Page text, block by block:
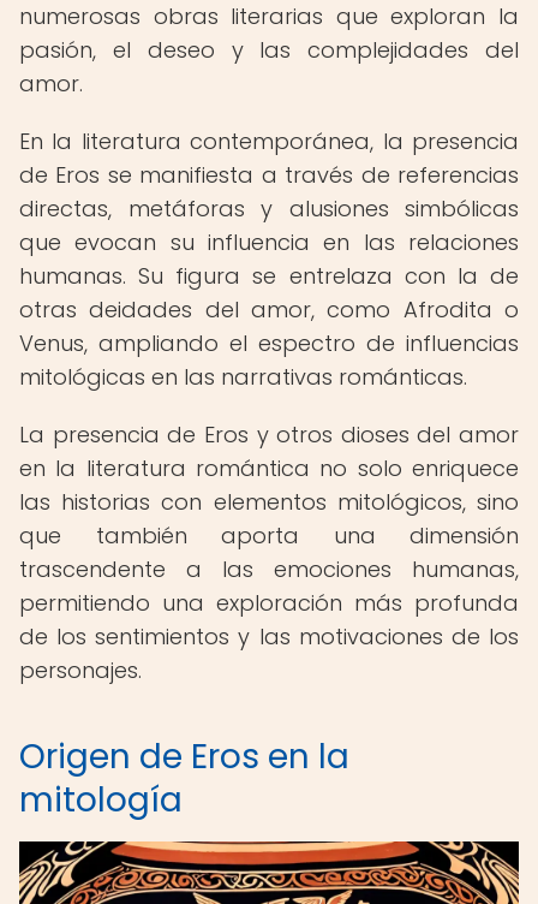
numerosas obras literarias que exploran la
pasión, el deseo y las complejidades del
amor.
En la literatura contemporánea, la presencia
de Eros se manifiesta a través de referencias
directas, metáforas y alusiones simbólicas
que evocan su influencia en las relaciones
humanas. Su figura se entrelaza con la de
otras deidades del amor, como Afrodita o
Venus, ampliando el espectro de influencias
mitológicas en las narrativas románticas.
La presencia de Eros y otros dioses del amor
en la literatura romántica no solo enriquece
las historias con elementos mitológicos, sino
que también aporta una dimensión
trascendente a las emociones humanas,
permitiendo una exploración más profunda
de los sentimientos y las motivaciones de los
personajes.
Origen de Eros en la
mitología